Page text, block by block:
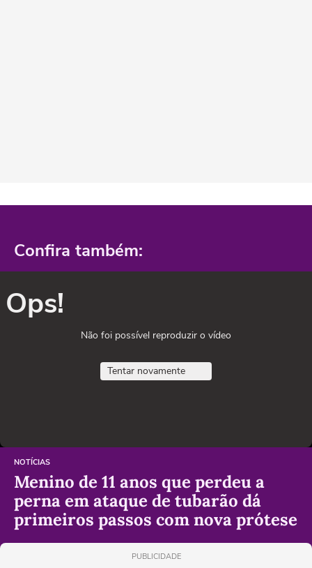
Confira também:
Ops!
Não foi possível reproduzir o vídeo
Tentar novamente
NOTÍCIAS
Menino de 11 anos que perdeu a
perna em ataque de tubarão dá
primeiros passos com nova prótese
PUBLICIDADE